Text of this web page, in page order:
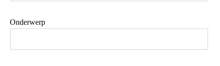
Onderwerp